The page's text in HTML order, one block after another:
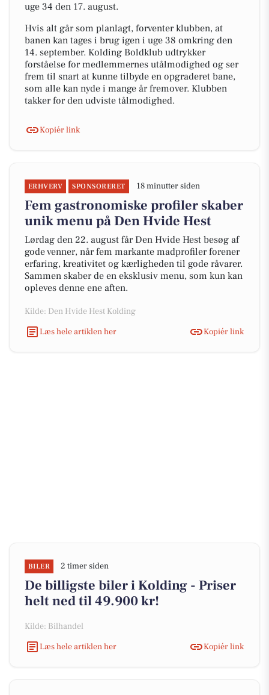
uge 34 den 17. august.
Hvis alt går som planlagt, forventer klubben, at
banen kan tages i brug igen i uge 38 omkring den
14. september. Kolding Boldklub udtrykker
forståelse for medlemmernes utålmodighed og ser
frem til snart at kunne tilbyde en opgraderet bane,
som alle kan nyde i mange år fremover. Klubben
takker for den udviste tålmodighed.
Kopiér link
ERHVERV SPONSORERET 18 minutter siden
Fem gastronomiske profiler skaber
unik menu på Den Hvide Hest
Lørdag den 22. august får Den Hvide Hest besøg af
gode venner, når fem markante madprofiler forener
erfaring, kreativitet og kærligheden til gode råvarer.
Sammen skaber de en eksklusiv menu, som kun kan
opleves denne ene aften.
Kilde: Den Hvide Hest Kolding
Læs hele artiklen her
Kopiér link
BILER 2 timer siden
De billigste biler i Kolding - Priser
helt ned til 49.900 kr!
Kilde: Bilhandel
Læs hele artiklen her
Kopiér link